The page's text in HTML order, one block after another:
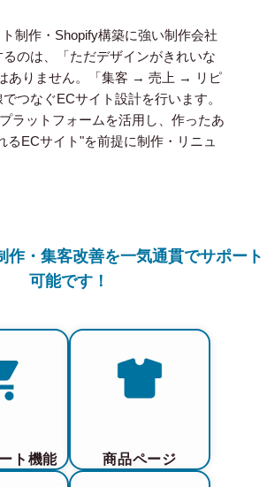
制作・Shopify構築に強い制作会社
のは、「ただデザインがきれいな
ありません。「集客 → 売上 → リピ
つなぐECサイト設計を行います。
ラットフォームを活用し、作ったあ
るECサイト"を前提に制作・リニュ
作・集客改善を一気通貫でサポート
可能です！
ト機能 商品ページ